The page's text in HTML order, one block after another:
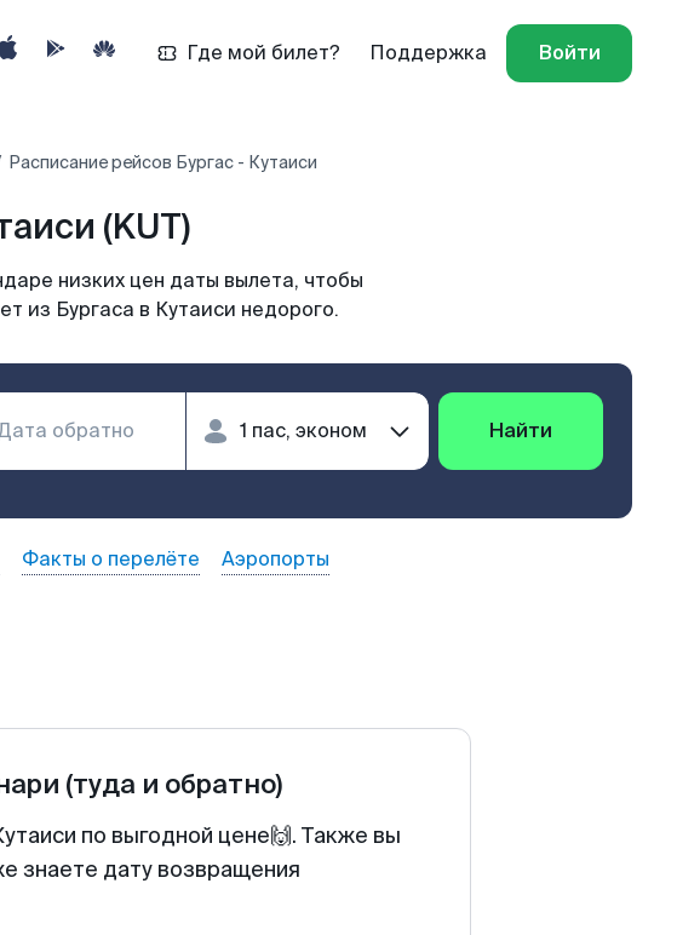
Где мой билет? Поддержка Войти
Расписание рейсов Бургас - Кутаиси
(KUT)
низких цен даты вылета, чтобы
из Бургаса в Кутаиси недорого.
Найти
Факты о перелёте Аэропорты
(туда и обратно)
по выгодной цене🙌. Также вы
знаете дату возвращения